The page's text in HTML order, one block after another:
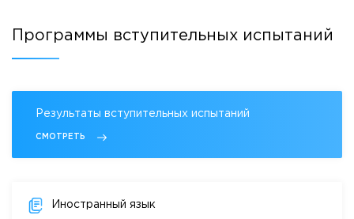
Программы вступительных испытаний
Результаты вступительных испытаний
СМОТРЕТЬ
Иностранный язык